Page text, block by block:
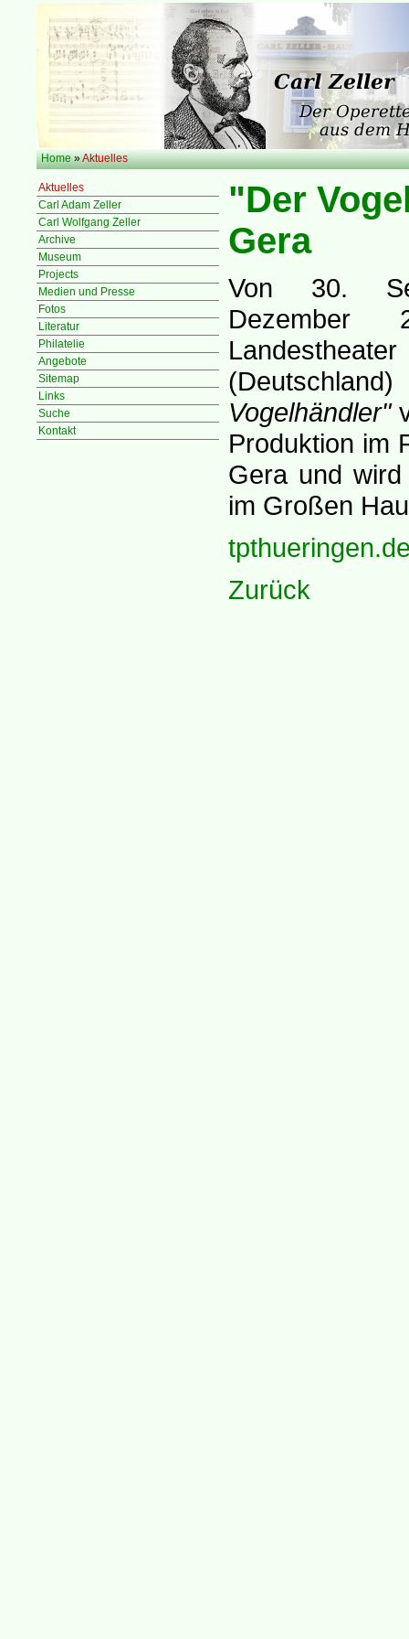
Home »Aktuelles
Aktuelles
Carl Adam Zeller
Carl Wolfgang Zeller
Archive
Museum
Projects
Medien und Presse
Fotos
Literatur
Philatelie
Angebote
Sitemap
Links
Suche
Kontakt
"Der
Gera
Von 30.
Vogelhändler"
Produktion im
Gera und
im Großen
Zurück